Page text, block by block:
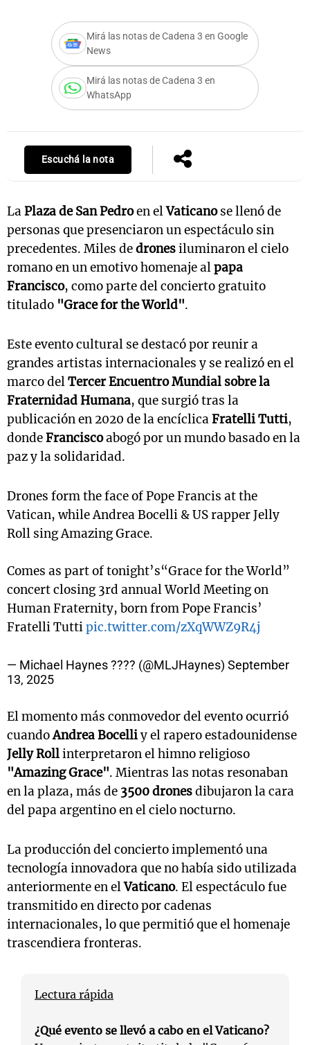
Mirá las notas de Cadena 3 en Google
News
Mirá las notas de Cadena 3 en
WhatsApp
Escuchá la nota
LaPlaza de San Pedroen elVaticanose llenó de
personas que presenciaron un espectáculo sin
precedentes. Miles dedronesiluminaron el cielo
romano en un emotivo homenaje alpapa
Francisco, como parte del concierto gratuito
titulado "Grace for the World".
Este evento cultural se destacó por reunir a
grandes artistas internacionales y se realizó en el
marco delTercer Encuentro Mundial sobre la
Fraternidad Humana, que surgió tras la
publicación en 2020 de la encíclicaFratelli Tutti,
dondeFranciscoabogó por un mundo basado en la
paz y la solidaridad.
Drones form the face of Pope Francis at the
Vatican, while Andrea Bocelli & US rapper Jelly
Roll sing Amazing Grace.
Comes as part of tonight’s“Grace for the World”
concert closing 3rd annual World Meeting on
Human Fraternity, born from Pope Francis’
Fratelli Tuttipic.twitter.com/zXqWWZ9R4j
— Michael Haynes ???? (@MLJHaynes) September
13, 2025
El momento más conmovedor del evento ocurrió
cuandoAndrea Bocelliy el rapero estadounidense
Jelly Rollinterpretaron el himno religioso
"Amazing Grace". Mientras las notas resonaban
en la plaza, más de 3500 dronesdibujaron la cara
del papa argentino en el cielo nocturno.
La producción del concierto implementó una
tecnología innovadora que no había sido utilizada
anteriormente en elVaticano. El espectáculo fue
transmitido en directo por cadenas
internacionales, lo que permitió que el homenaje
trascendiera fronteras.
Lectura rápida
¿Qué evento se llevó a cabo en el Vaticano?
Mundial 2026
La Sole en
Cadena 3